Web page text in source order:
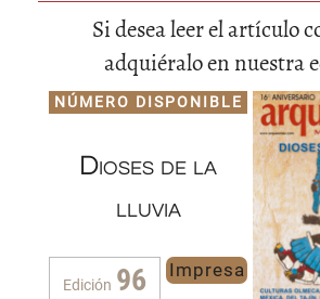
Si desea leer el artículo
adquiéralo en nuestra
NÚMERO DISPONIBLE
Dioses de la
lluvia
Edición 96 Impresa